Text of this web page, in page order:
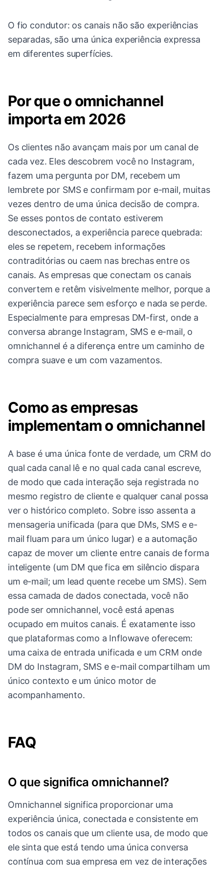
O fio condutor: os canais não são experiências
separadas, são uma única experiência expressa
em diferentes superfícies.
Por que o omnichannel
importa em 2026
Os clientes não avançam mais por um canal de
cada vez. Eles descobrem você no Instagram,
fazem uma pergunta por DM, recebem um
lembrete por SMS e confirmam por e-mail, muitas
vezes dentro de uma única decisão de compra.
Se esses pontos de contato estiverem
desconectados, a experiência parece quebrada:
eles se repetem, recebem informações
contraditórias ou caem nas brechas entre os
canais. As empresas que conectam os canais
convertem e retêm visivelmente melhor, porque a
experiência parece sem esforço e nada se perde.
Especialmente para empresas DM-first, onde a
conversa abrange Instagram, SMS e e-mail, o
omnichannel é a diferença entre um caminho de
compra suave e um com vazamentos.
Como as empresas
implementam o omnichannel
A base é uma única fonte de verdade, um CRM do
qual cada canal lê e no qual cada canal escreve,
de modo que cada interação seja registrada no
mesmo registro de cliente e qualquer canal possa
ver o histórico completo. Sobre isso assenta a
mensageria unificada (para que DMs, SMS e e-
mail fluam para um único lugar) e a automação
capaz de mover um cliente entre canais de forma
inteligente (um DM que fica em silêncio dispara
um e-mail; um lead quente recebe um SMS). Sem
essa camada de dados conectada, você não
pode ser omnichannel, você está apenas
ocupado em muitos canais. É exatamente isso
que plataformas como a Inflowave oferecem:
uma caixa de entrada unificada e um CRM onde
DM do Instagram, SMS e e-mail compartilham um
único contexto e um único motor de
acompanhamento.
FAQ
O que significa omnichannel?
Omnichannel significa proporcionar uma
experiência única, conectada e consistente em
todos os canais que um cliente usa, de modo que
ele sinta que está tendo uma única conversa
contínua com sua empresa em vez de interações